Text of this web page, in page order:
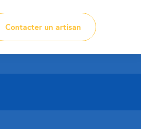
Contacter un artisan